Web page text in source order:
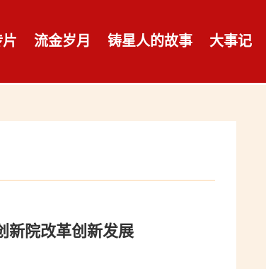
流金岁月 铸星人的故事 大事记
新院改革创新发展